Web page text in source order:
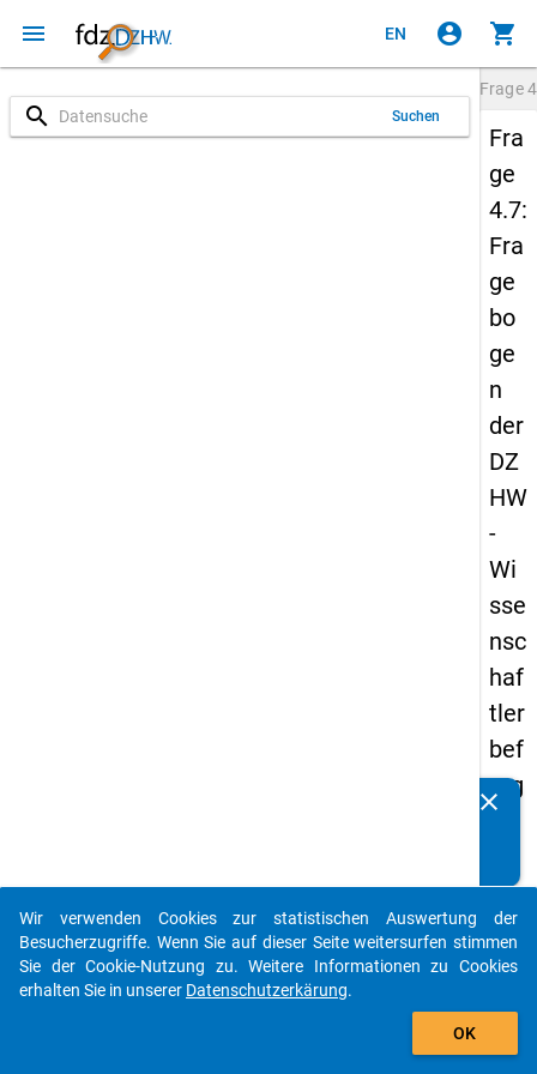
menu EN account_circle shopping_cart
search Suchen
Frage
Fra
ge
4.7:
Fra
ge
bo
ge
n
der
DZ
HW
-
Wi
sse
nsc
haf
tler
bef
rag
20
16
4.7
clear
auto_stories
add_shopping_cart
Wir verwenden Cookies zur statistischen Auswertung der
Besucherzugriffe. Wenn Sie auf dieser Seite weitersurfen stimmen
Sie der Cookie-Nutzung zu. Weitere Informationen zu Cookies
erhalten Sie in unserer Datenschutzerkärung.
OK